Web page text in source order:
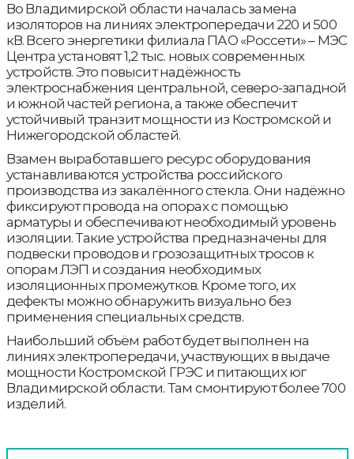
Во Владимирской области началась замена
изоляторов на линиях электропередачи 220 и 500
кВ. Всего энергетики филиала ПАО «Россети» – МЭС
Центра установят 1,2 тыс. новых современных
устройств. Это повысит надёжность
электроснабжения центральной, северо-западной
и южной частей региона, а также обеспечит
устойчивый транзит мощности из Костромской и
Нижегородской областей.
Взамен выработавшего ресурс оборудования
устанавливаются устройства российского
производства из закалённого стекла. Они надёжно
фиксируют провода на опорах с помощью
арматуры и обеспечивают необходимый уровень
изоляции. Такие устройства предназначены для
подвески проводов и грозозащитных тросов к
опорам ЛЭП и создания необходимых
изоляционных промежутков. Кроме того, их
дефекты можно обнаружить визуально без
применения специальных средств.
Наибольший объём работ будет выполнен на
линиях электропередачи, участвующих в выдаче
мощности Костромской ГРЭС и питающих юг
Владимирской области. Там смонтируют более 700
изделий.